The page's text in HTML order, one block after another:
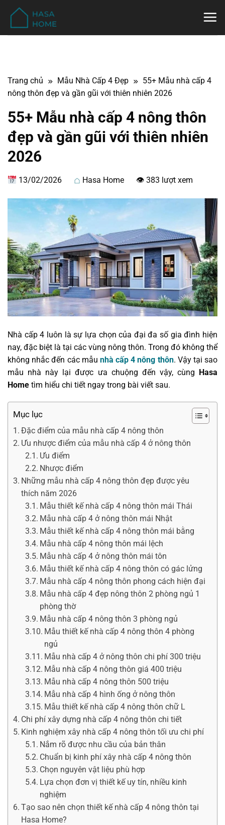
qua
nội
Trang chủ Mẫu Nhà Cấp 4 Đẹp
55+ Mẫu nhà cấp 4
nông thôn đẹp và gần gũi với thiên nhiên 2026
55+ Mẫu nhà cấp 4 nông thôn
đẹp và gần gũi với thiên nhiên
2026
13/02/2026 Hasa Home 👁 383 lượt xem
Nhà cấp 4 luôn là sự lựa chọn của đại đa số gia đình hiện
nay, đặc biệt là tại các vùng nông thôn. Trong đó không thể
không nhắc đến các mẫu nhà cấp 4 nông thôn. Vậy tại sao
mẫu nhà này lại được ưa chuộng đến vậy, cùng Hasa
Home tìm hiểu chi tiết ngay trong bài viết sau.
Mục lục
Đặc điểm của mẫu nhà cấp 4 nông thôn
Ưu nhược điểm của mẫu nhà cấp 4 ở nông thôn
Ưu điểm
Nhược điểm
Những mẫu nhà cấp 4 nông thôn đẹp được yêu
thích năm 2026
Mẫu thiết kế nhà cấp 4 nông thôn mái Thái
Mẫu nhà cấp 4 ở nông thôn mái Nhật
Mẫu thiết kế nhà cấp 4 nông thôn mái bằng
Mẫu nhà cấp 4 nông thôn mái lệch
Mẫu nhà cấp 4 ở nông thôn mái tôn
Mẫu thiết kế nhà cấp 4 nông thôn có gác lửng
Mẫu nhà cấp 4 nông thôn phong cách hiện đại
Mẫu nhà cấp 4 đẹp nông thôn 2 phòng ngủ 1
phòng thờ
Mẫu nhà cấp 4 nông thôn 3 phòng ngủ
Mẫu thiết kế nhà cấp 4 nông thôn 4 phòng
ngủ
Mẫu nhà cấp 4 ở nông thôn chi phí 300 triệu
Mẫu nhà cấp 4 nông thôn giá 400 triệu
Mẫu nhà cấp 4 nông thôn 500 triệu
Mẫu nhà cấp 4 hình ống ở nông thôn
Mẫu thiết kế nhà cấp 4 nông thôn chữ L
Chi phí xây dựng nhà cấp 4 nông thôn chi tiết
Kinh nghiệm xây nhà cấp 4 nông thôn tối ưu chi phí
Nắm rõ được nhu cầu của bản thân
Chuẩn bị kinh phí xây nhà cấp 4 nông thôn
Chọn nguyên vật liệu phù hợp
Lựa chọn đơn vị thiết kế uy tín, nhiều kinh
nghiệm
Tạo sao nên chọn thiết kế nhà cấp 4 nông thôn tại
Hasa Home?